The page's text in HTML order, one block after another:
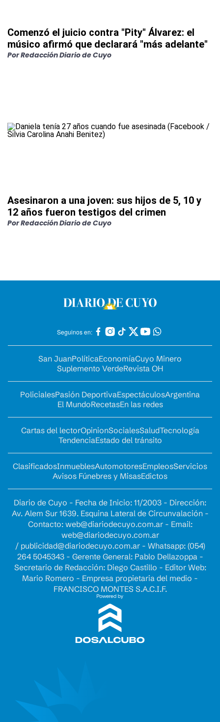
Comenzó el juicio contra "Pity" Álvarez: el
músico afirmó que declarará "más adelante"
PorRedacción Diario de Cuyo
Asesinaron a una joven: sus hijos de 5, 10 y
12 años fueron testigos del crimen
PorRedacción Diario de Cuyo
Seguinos en:
San JuanPolíticaEconomíaCuyo Minero
Suplemento VerdeRevista OH
PolicialesPasión DeportivaEspectáculosArgentina
El MundoRecetasEn las redes
Cartas del lectorOpinionSocialesSaludTecnología
TendenciaEstado del tránsito
ClasificadosInmueblesAutomotoresEmpleosServicios
Avisos Fúnebres y MisasEdictos
Diario de Cuyo - Fecha de Inicio: 11/2003 - Dirección:
Av. Alem Sur 1639. Esquina Lateral de Circunvalación -
Contacto: web@diariodecuyo.com.ar- Email:
web@diariodecuyo.com.ar
/ publicidad@diariodecuyo.com.ar- Whatsapp: (054)
264 5045343 - Gerente General: Pablo Dellazoppa -
Secretario de Redacción: Diego Castillo - Editor Web:
Mario Romero - Empresa propietaria del medio -
FRANCISCO MONTES S.A.C.I.F.